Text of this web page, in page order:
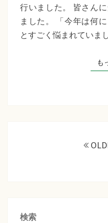
行いました。 皆さん
ました。 「今年は何
とすごく悩まれていま
も
検索